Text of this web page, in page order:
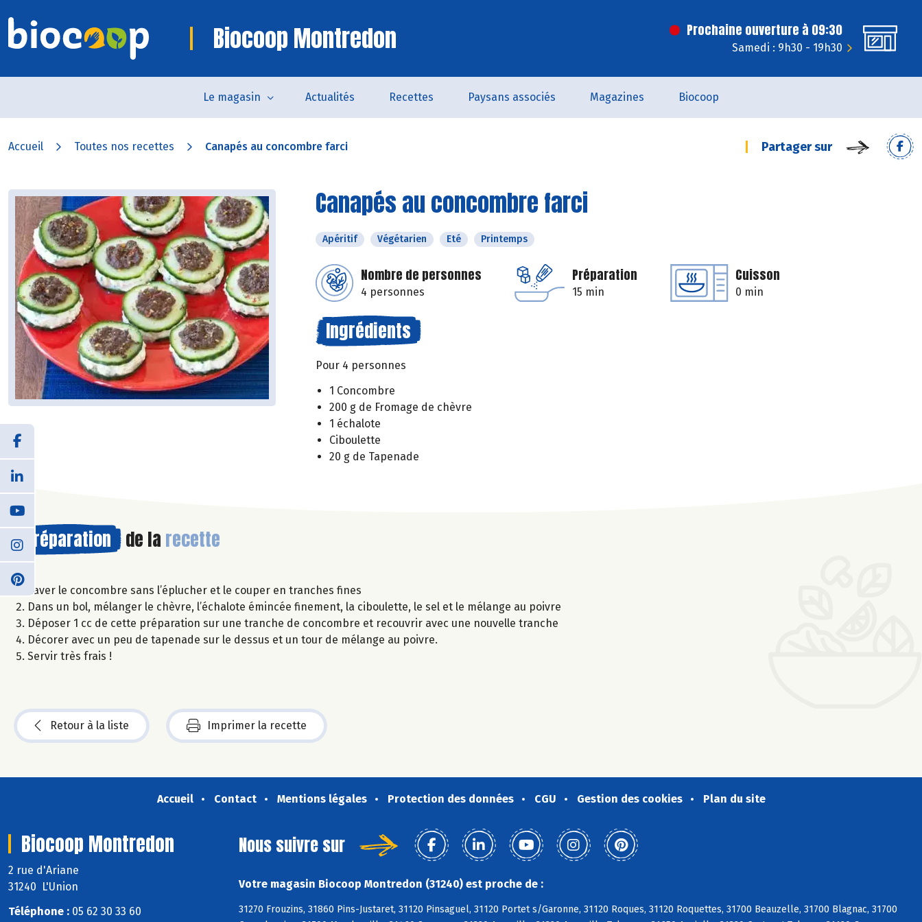
Biocoop Montredon Prochaine ouverture à 09:30
Samedi : 9h30 - 19h30
Le magasin Actualités Recettes Paysans associés Magazines Biocoop
Accueil Toutes nos recettes Canapés au concombre farci Partager sur
Canapés au concombre farci
Apéritif Végétarien Eté Printemps
Nombre de personnes
4 personnes
Préparation
15 min
Cuisson
0 min
Ingrédients
Pour 4 personnes
1 Concombre
200 g de Fromage de chèvre
1 échalote
Ciboulette
20 g de Tapenade
Préparation de la recette
Laver le concombre sans l’éplucher et le couper en tranches fines
Dans un bol, mélanger le chèvre, l’échalote émincée finement, la ciboulette, le sel et le mélange au poivre
Déposer 1 cc de cette préparation sur une tranche de concombre et recouvrir avec une nouvelle tranche
Décorer avec un peu de tapenade sur le dessus et un tour de mélange au poivre.
Servir très frais !
Retour à la liste Imprimer la recette
Accueil Contact Mentions légales Protection des données CGU Gestion des cookies Plan du site
Biocoop Montredon
2 rue d'Ariane
31240 L'Union
Téléphone : 05 62 30 33 60
Nous suivre sur
Votre magasin Biocoop Montredon (31240) est proche de :
31270 Frouzins, 31860 Pins-Justaret, 31120 Pinsaguel, 31120 Portet s/Garonne, 31120 Roques, 31120 Roquettes, 31700 Beauzelle, 31700 Blagnac, 31700